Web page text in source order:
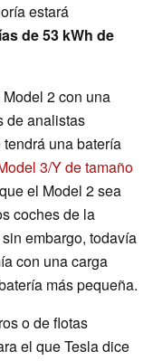
estará
de 53 kWh de
2 con una
de analistas
una batería
3/Y de tamaño
el Model 2 sea
coches de la
embargo, todavía
con una carga
más pequeña.
o de flotas
el que Tesla dice